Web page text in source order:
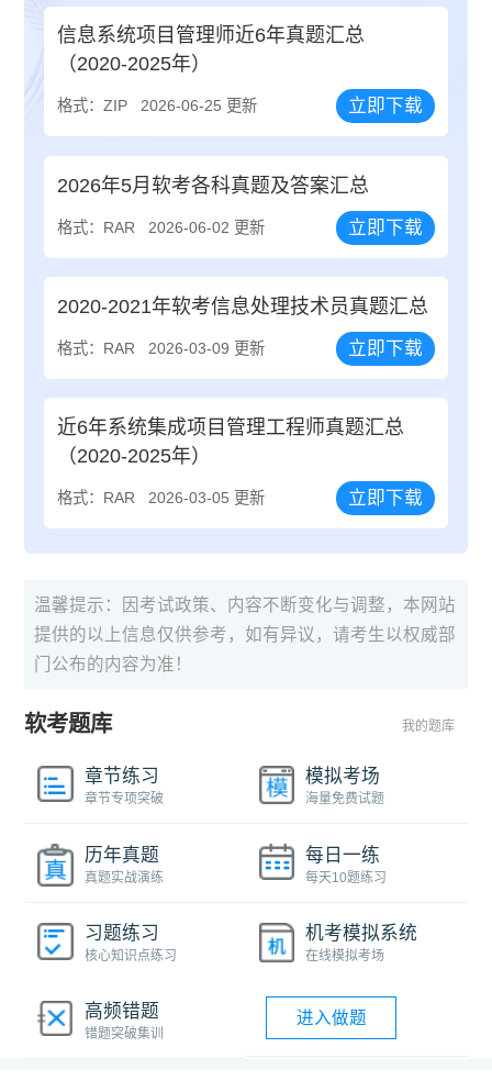
信息系统项目管理师近6年真题汇总
（2020-2025年）
格式：ZIP 2026-06-25 更新 立即下载
2026年5月软考各科真题及答案汇总
格式：RAR 2026-06-02 更新 立即下载
2020-2021年软考信息处理技术员真题汇总
格式：RAR 2026-03-09 更新 立即下载
近6年系统集成项目管理工程师真题汇总
（2020-2025年）
格式：RAR 2026-03-05 更新 立即下载
温馨提示：因考试政策、内容不断变化与调整，本网站
提供的以上信息仅供参考，如有异议，请考生以权威部
门公布的内容为准！
软考题库 我的题库
章节练习
章节专项突破
模拟考场
海量免费试题
历年真题
真题实战演练
每日一练
每天10题练习
习题练习
核心知识点练习
机考模拟系统
在线模拟考场
高频错题
错题突破集训
进入做题